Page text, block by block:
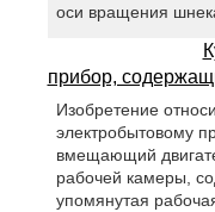
оси вращения
прибор,
Изобретение
электробытовому
вмещающий
рабочей камеры,
упомянутая